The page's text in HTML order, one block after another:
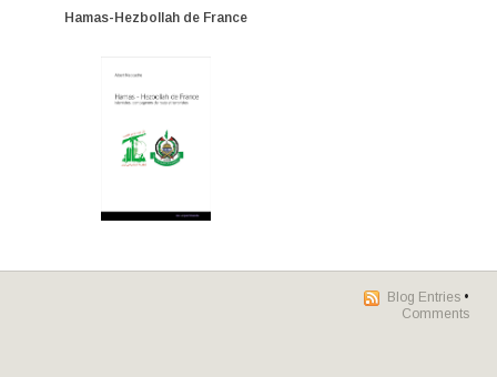
Hamas-Hezbollah de France
Blog Entries •
Comments